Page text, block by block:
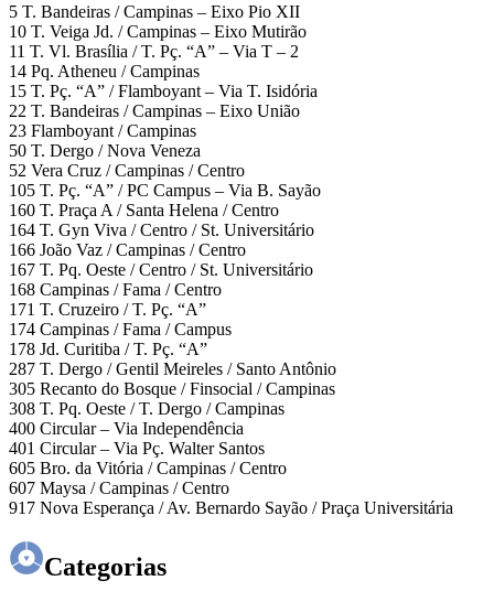
5 T. Bandeiras / Campinas – Eixo Pio XII
10 T. Veiga Jd. / Campinas – Eixo Mutirão
11 T. Vl. Brasília / T. Pç. “A” – Via T – 2
14 Pq. Atheneu / Campinas
15 T. Pç. “A” / Flamboyant – Via T. Isidória
22 T. Bandeiras / Campinas – Eixo União
23 Flamboyant / Campinas
50 T. Dergo / Nova Veneza
52 Vera Cruz / Campinas / Centro
105 T. Pç. “A” / PC Campus – Via B. Sayão
160 T. Praça A / Santa Helena / Centro
164 T. Gyn Viva / Centro / St. Universitário
166 João Vaz / Campinas / Centro
167 T. Pq. Oeste / Centro / St. Universitário
168 Campinas / Fama / Centro
171 T. Cruzeiro / T. Pç. “A”
174 Campinas / Fama / Campus
178 Jd. Curitiba / T. Pç. “A”
287 T. Dergo / Gentil Meireles / Santo Antônio
305 Recanto do Bosque / Finsocial / Campinas
308 T. Pq. Oeste / T. Dergo / Campinas
400 Circular – Via Independência
401 Circular – Via Pç. Walter Santos
605 Bro. da Vitória / Campinas / Centro
607 Maysa / Campinas / Centro
917 Nova Esperança / Av. Bernardo Sayão / Praça Universitária
Categorias